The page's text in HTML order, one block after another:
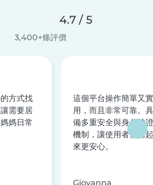
4.7 / 5
3,400+條評價
方式找
需要居
媽日常
這個平台操作簡單又實
用，而且非常可靠。具
備多重安全與身分驗證
機制，讓使用者使用起
來更安心。
Giovanna